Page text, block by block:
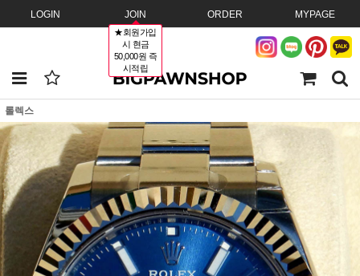
LOGIN JOIN
★회원가입
시 현금
50,000원 즉
시적립
ORDER MYPAGE
롤렉스